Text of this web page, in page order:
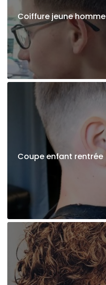
Coiffure jeune homme
Coupe enfant rentrée